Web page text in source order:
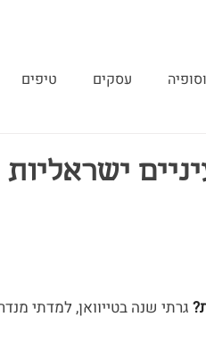
עסקים טיפים
גרתי שנה בטייוואן, למדתי